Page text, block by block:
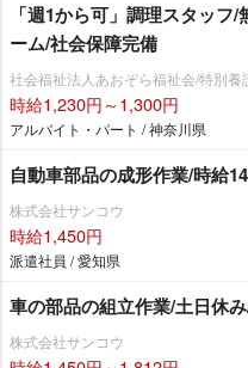
「週1から可」調理スタッ
ーム/社会保障完備
社会福祉法人あおぞら福祉会/特別養
時給1,230円～1,300円
アルバイト・パート / 神奈川県
自動車部品の成形作業/時給
株式会社サンコウ
時給1,450円
派遣社員 / 愛知県
車の部品の組立作業/土日休
株式会社サンコウ